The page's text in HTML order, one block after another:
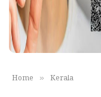
Home » Kerala